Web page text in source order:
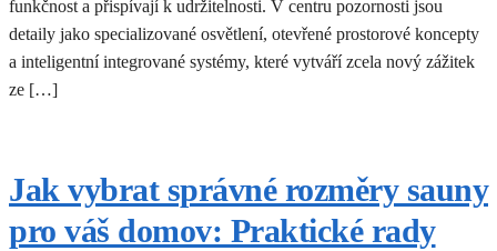
funkčnost a přispívají k udržitelnosti. V centru pozornosti jsou
detaily jako specializované osvětlení, otevřené prostorové koncepty
a inteligentní integrované systémy, které vytváří zcela nový zážitek
ze […]
Jak vybrat správné rozměry sauny
pro váš domov: Praktické rady